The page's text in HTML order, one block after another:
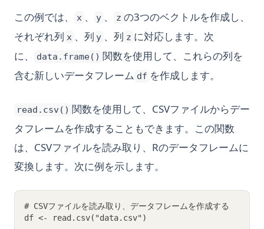
この例では、 x 、 y 、 z の3つのベクトルを作成し、
それぞれ列 x 、列 y 、列 z に対応します。次
に、
data.frame() 関数を使用して、これらの列を
含む新しいデータフレーム df を作成します。
read.csv() 関数を使用して、CSVファイルからデー
タフレームを作成することもできます。この関数
は、CSVファイルを読み取り、Rのデータフレームに
変換します。次に例を示します。
# CSVファイルを読み取り、データフレームを作成する
df <- read.csv("data.csv")